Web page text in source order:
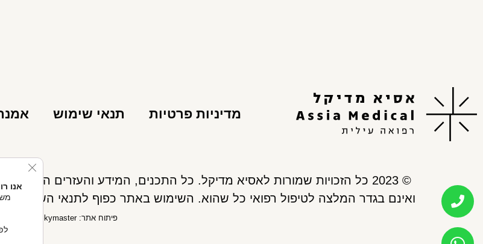
מדיניות פרטיות תנאי שימוש
© 2023 כל הזכויות שמורות לאסיא מדיקל. כל התכנים, המידע והעזרים המופיעים באתר אסיא מדיקל, נועדו למתן אינפורמציה בלבד,
ואינם בגדר המלצה לטיפול רפואי כל שהוא. השימוש באתר כפוף לתנאי השימוש
פיתוח אתר: Skymaster
אנו
Banner